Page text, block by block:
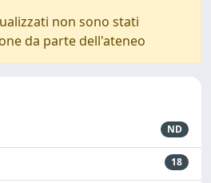
non sono stati
da parte dell'ateneo
ND
18